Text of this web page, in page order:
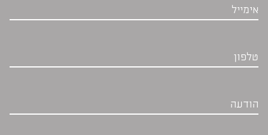
אימייל
טלפון
הודעה